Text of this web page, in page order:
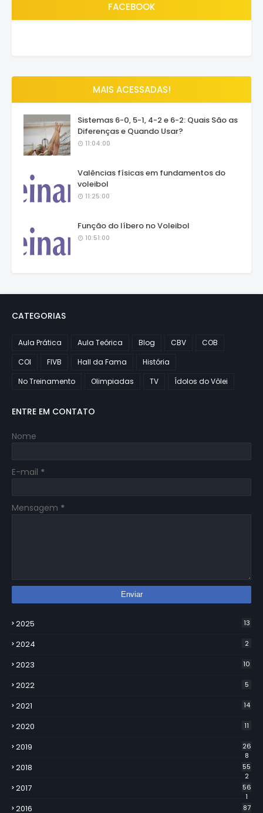
FACEBOOK
MAIS ACESSADAS!
Sistemas 6-0, 5-1, 4-2 e 6-2: Quais São as
Diferenças e Quando Usar?
11:04:00
Valências físicas em fundamentos do
voleibol
11:25:00
Função do líbero no Voleibol
10:51:00
CATEGORIAS
Aula Prática Aula Teórica Blog CBV
COB
COI
FIVB Hall da Fama
História
No Treinamento
Olimpiadas TV Ídolos do Vôlei
ENTRE EM CONTATO
Nome
E-mail *
Mensagem *
2025 13
2024 2
2023 10
2022 5
2021 14
2020 11
2019
26
8
2018
55
2
2017
56
1
2016
87